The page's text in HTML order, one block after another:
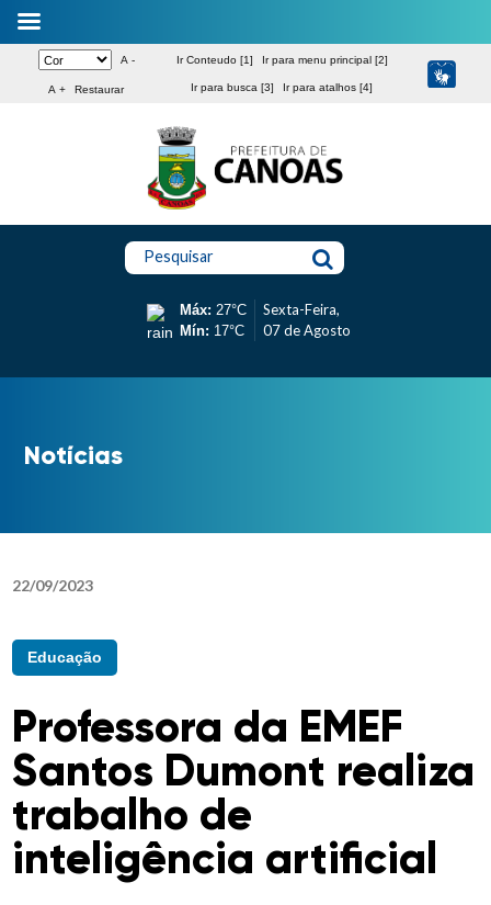
A -
A + Restaurar
Ir Conteudo [1] Ir para menu principal [2]
Ir para busca [3] Ir para atalhos [4]
Pesquisar
Máx: 27°C
Mín: 17°C
Sexta-Feira,
07 de Agosto
Notícias
22/09/2023
Educação
Professora da EMEF
Santos Dumont realiza
trabalho de
inteligência artificial